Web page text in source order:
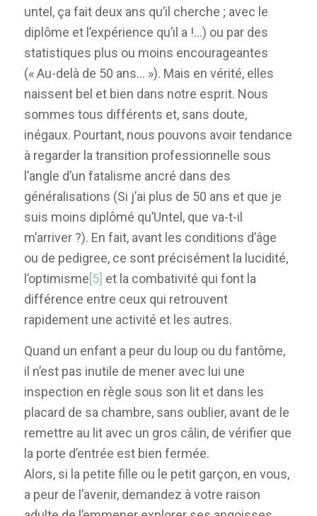
untel, ça fait deux ans qu’il cherche ; avec le
diplôme et l’expérience qu’il a !…) ou par des
statistiques plus ou moins encourageantes
(« Au-delà de 50 ans… »). Mais en vérité, elles
naissent bel et bien dans notre esprit. Nous
sommes tous différents et, sans doute,
inégaux. Pourtant, nous pouvons avoir tendance
à regarder la transition professionnelle sous
l’angle d’un fatalisme ancré dans des
généralisations (Si j’ai plus de 50 ans et que je
suis moins diplômé qu’Untel, que va-t-il
m’arriver ?). En fait, avant les conditions d’âge
ou de pedigree, ce sont précisément la lucidité,
l’optimisme[5] et la combativité qui font la
différence entre ceux qui retrouvent
rapidement une activité et les autres.
Quand un enfant a peur du loup ou du fantôme,
il n’est pas inutile de mener avec lui une
inspection en règle sous son lit et dans les
placard de sa chambre, sans oublier, avant de le
remettre au lit avec un gros câlin, de vérifier que
la porte d’entrée est bien fermée.
Alors, si la petite fille ou le petit garçon, en vous,
a peur de l’avenir, demandez à votre raison